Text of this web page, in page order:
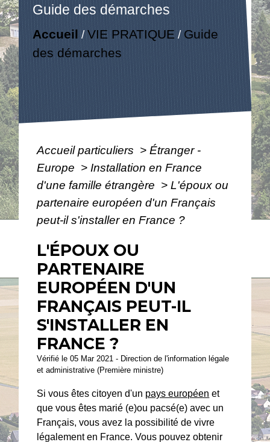
Guide des démarches
Accueil /VIE PRATIQUE / Guide
des démarches
Accueil particuliers > Étranger -
Europe > Installation en France
d'une famille étrangère > L'époux ou
partenaire européen d'un Français
peut-il s'installer en France ?
L'ÉPOUX OU
PARTENAIRE
EUROPÉEN D'UN
FRANÇAIS PEUT-IL
S'INSTALLER EN
FRANCE ?
Vérifié le 05 Mar 2021 - Direction de l'information légale
et administrative (Première ministre)
Si vous êtes citoyen d'un pays européen et
que vous êtes marié (e)ou pacsé(e) avec un
Français, vous avez la possibilité de vivre
légalement en France. Vous pouvez obtenir